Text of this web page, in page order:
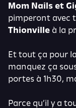
Mom Nails et
pimperont avec
Thionville à la
Et tout ça pour
manquez ça
portes à 1h30,
Parce qu’il y a